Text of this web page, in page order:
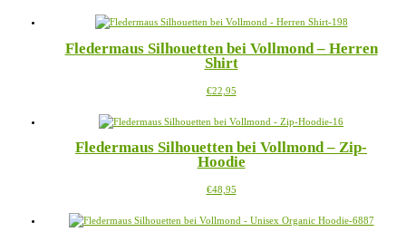
auf
Produktseite
gewählt
Fledermaus Silhouetten bei Vollmond – Herren
Shirt
€22,95Dieses
weist
Varianten
auf.
Optionen
auf
Fledermaus Silhouetten bei Vollmond – Zip-
Hoodie
€48,95Dieses
weist